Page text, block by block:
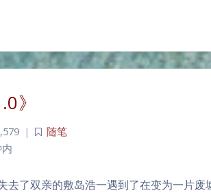
》
|
随笔
去了双亲的敷岛浩一遇到了在变为一片废